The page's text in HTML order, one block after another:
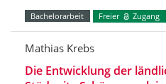
Bachelorarbeit Freier Zugang
Mathias Krebs
Die Entwicklung der